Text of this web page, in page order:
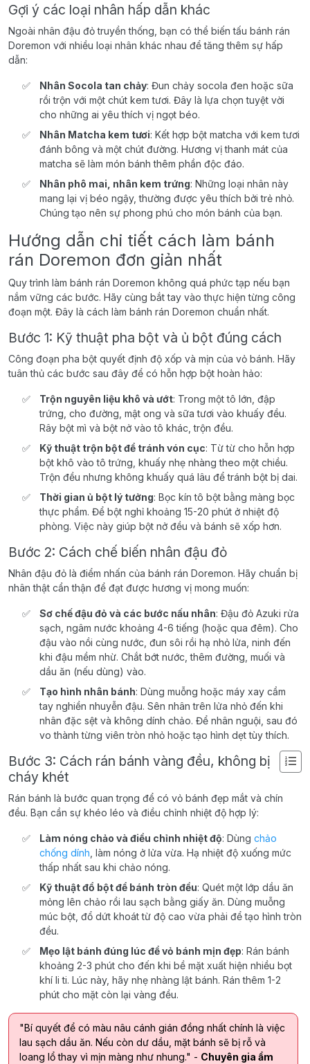
Gợi ý các loại nhân hấp dẫn khác
Ngoài nhân đậu đỏ truyền thống, bạn có thể biến tấu bánh rán
Doremon với nhiều loại nhân khác nhau để tăng thêm sự hấp
dẫn:
Nhân Socola tan chảy: Đun chảy socola đen hoặc sữa
rồi trộn với một chút kem tươi. Đây là lựa chọn tuyệt vời
cho những ai yêu thích vị ngọt béo.
Nhân Matcha kem tươi: Kết hợp bột matcha với kem tươi
đánh bông và một chút đường. Hương vị thanh mát của
matcha sẽ làm món bánh thêm phần độc đáo.
Nhân phô mai, nhân kem trứng: Những loại nhân này
mang lại vị béo ngậy, thường được yêu thích bởi trẻ nhỏ.
Chúng tạo nên sự phong phú cho món bánh của bạn.
Hướng dẫn chi tiết cách làm bánh
rán Doremon đơn giản nhất
Quy trình làm bánh rán Doremon không quá phức tạp nếu bạn
nắm vững các bước. Hãy cùng bắt tay vào thực hiện từng công
đoạn một. Đây là cách làm bánh rán Doremon chuẩn nhất.
Bước 1: Kỹ thuật pha bột và ủ bột đúng cách
Công đoạn pha bột quyết định độ xốp và mịn của vỏ bánh. Hãy
tuân thủ các bước sau đây để có hỗn hợp bột hoàn hảo:
Trộn nguyên liệu khô và ướt: Trong một tô lớn, đập
trứng, cho đường, mật ong và sữa tươi vào khuấy đều.
Rây bột mì và bột nở vào tô khác, trộn đều.
Kỹ thuật trộn bột để tránh vón cục: Từ từ cho hỗn hợp
bột khô vào tô trứng, khuấy nhẹ nhàng theo một chiều.
Trộn đều nhưng không khuấy quá lâu để tránh bột bị dai.
Thời gian ủ bột lý tưởng: Bọc kín tô bột bằng màng bọc
thực phẩm. Để bột nghỉ khoảng 15-20 phút ở nhiệt độ
phòng. Việc này giúp bột nở đều và bánh sẽ xốp hơn.
Bước 2: Cách chế biến nhân đậu đỏ
Nhân đậu đỏ là điểm nhấn của bánh rán Doremon. Hãy chuẩn bị
nhân thật cẩn thận để đạt được hương vị mong muốn:
Sơ chế đậu đỏ và các bước nấu nhân: Đậu đỏ Azuki rửa
sạch, ngâm nước khoảng 4-6 tiếng (hoặc qua đêm). Cho
đậu vào nồi cùng nước, đun sôi rồi hạ nhỏ lửa, ninh đến
khi đậu mềm nhừ. Chắt bớt nước, thêm đường, muối và
dầu ăn (nếu dùng) vào.
Tạo hình nhân bánh: Dùng muỗng hoặc máy xay cầm
tay nghiền nhuyễn đậu. Sên nhân trên lửa nhỏ đến khi
nhân đặc sệt và không dính chảo. Để nhân nguội, sau đó
vo thành từng viên tròn nhỏ hoặc tạo hình dẹt tùy thích.
Bước 3: Cách rán bánh vàng đều, không bị
cháy khét
Rán bánh là bước quan trọng để có vỏ bánh đẹp mắt và chín
đều. Bạn cần sự khéo léo và điều chỉnh nhiệt độ hợp lý:
Làm nóng chảo và điều chỉnh nhiệt độ: Dùng chảo
chống dính , làm nóng ở lửa vừa. Hạ nhiệt độ xuống mức
thấp nhất sau khi chảo nóng.
Kỹ thuật đổ bột để bánh tròn đều: Quét một lớp dầu ăn
mỏng lên chảo rồi lau sạch bằng giấy ăn. Dùng muỗng
múc bột, đổ dứt khoát từ độ cao vừa phải để tạo hình tròn
đều.
Mẹo lật bánh đúng lúc để vỏ bánh mịn đẹp: Rán bánh
khoảng 2-3 phút cho đến khi bề mặt xuất hiện nhiều bọt
khí li ti. Lúc này, hãy nhẹ nhàng lật bánh. Rán thêm 1-2
phút cho mặt còn lại vàng đều.
"Bí quyết để có màu nâu cánh gián đồng nhất chính là việc
lau sạch dầu ăn. Nếu còn dư dầu, mặt bánh sẽ bị rỗ và
loang lổ thay vì mịn màng như nhung." - Chuyên gia ẩm